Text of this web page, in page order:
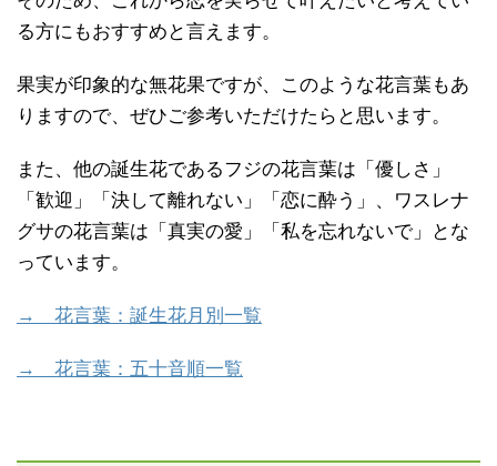
る方にもおすすめと言えます。
果実が印象的な無花果ですが、このような花言葉もあ
りますので、ぜひご参考いただけたらと思います。
また、他の誕生花であるフジの花言葉は「優しさ」
「歓迎」「決して離れない」「恋に酔う」、ワスレナ
グサの花言葉は「真実の愛」「私を忘れないで」とな
っています。
→ 花言葉：誕生花月別一覧
→ 花言葉：五十音順一覧